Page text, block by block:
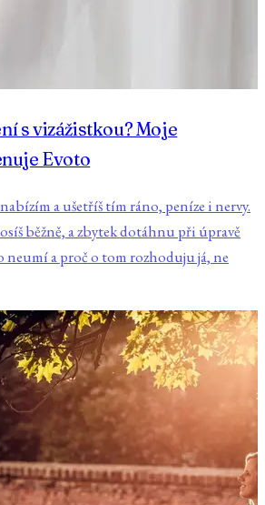
s vizážistkou? Moje
Evoto
a ušetříš tím ráno, peníze i nervy.
běžně, a zbytek dotáhnu při úpravě
a proč o tom rozhoduju já, ne